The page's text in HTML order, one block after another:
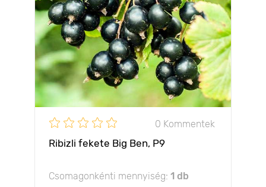
0 Kommentek
Ribizli fekete Big Ben, Р9
Csomagonkénti mennyiség: 1 db